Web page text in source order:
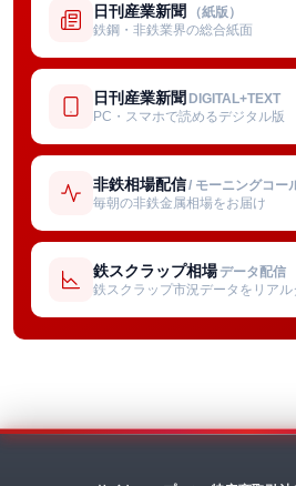
日刊産業新聞 （紙版）
鉄鋼・非鉄業界の総合紙面
日刊産業新聞 DIGITAL+TEXT
PC・スマホで読めるデジタル版
非鉄相場配信/ モーニングコー
毎朝の非鉄金属相場をお届け
鉄スクラップ相場 データ配信
鉄スクラップ市況データをリアル